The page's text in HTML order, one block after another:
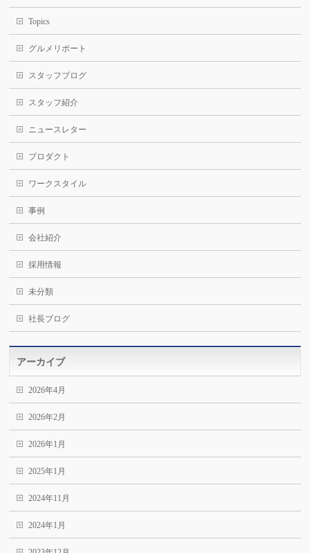
Topics
グルメリポート
スタッフブログ
スタッフ紹介
ニュースレター
プロダクト
ワークスタイル
事例
会社紹介
採用情報
未分類
社長ブログ
アーカイブ
2026年4月
2026年2月
2026年1月
2025年1月
2024年11月
2024年1月